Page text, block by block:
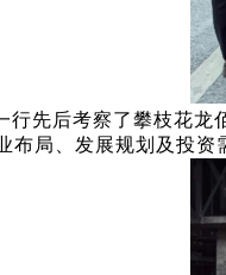
行先后考察了攀枝花龙
布局、发展规划及投资